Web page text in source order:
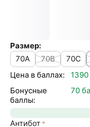
Размер:
70A
70B 70C
Цена в баллах:
Бонусные
баллы:
70
Антибот